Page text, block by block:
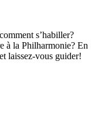
s’habiller?
à la Philharmonie? En
laissez-vous guider!